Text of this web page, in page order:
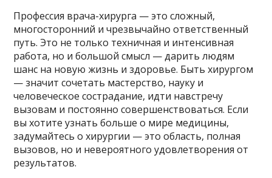
Профессия врача-хирурга — это сложный,
многосторонний и чрезвычайно ответственный
путь. Это не только техничная и интенсивная
работа, но и большой смысл — дарить людям
шанс на новую жизнь и здоровье. Быть хирургом
— значит сочетать мастерство, науку и
человеческое сострадание, идти навстречу
вызовам и постоянно совершенствоваться. Если
вы хотите узнать больше о мире медицины,
задумайтесь о хирургии — это область, полная
вызовов, но и невероятного удовлетворения от
результатов.